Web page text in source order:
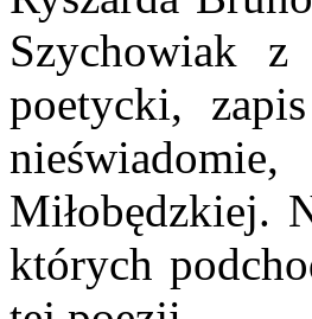
Szychowiak
poetycki,
Miłobędzkiej.
których